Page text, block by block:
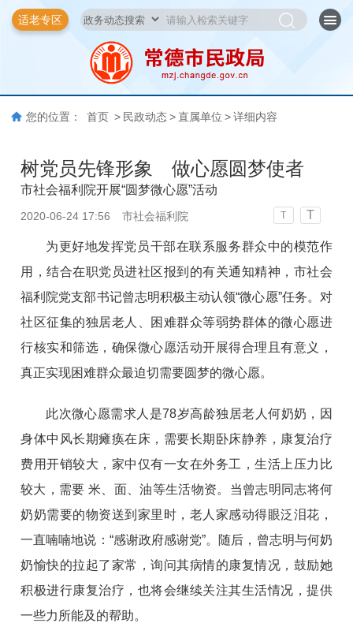
适老专区
您的位置： 首页 > 民政动态 > 直属单位 > 详细内容
树党员先锋形象 做心愿圆梦使者
市社会福利院开展“圆梦微心愿”活动
2020-06-24 17:56 市社会福利院 T T
为更好地发挥党员干部在联系服务群众中的模范作
用，结合在职党员进社区报到的有关通知精神，市社会
福利院党支部书记曾志明积极主动认领“微心愿”任务。对
社区征集的独居老人、困难群众等弱势群体的微心愿进
行核实和筛选，确保微心愿活动开展得合理且有意义，
真正实现困难群众最迫切需要圆梦的微心愿。
此次微心愿需求人是78岁高龄独居老人何奶奶，因
身体中风长期瘫痪在床，需要长期卧床静养，康复治疗
费用开销较大，家中仅有一女在外务工，生活上压力比
较大，需要 米、面、油等生活物资。当曾志明同志将何
奶奶需要的物资送到家里时，老人家感动得眼泛泪花，
一直喃喃地说：“感谢政府感谢党”。随后，曾志明与何奶
奶愉快的拉起了家常，询问其病情的康复情况，鼓励她
积极进行康复治疗，也将会继续关注其生活情况，提供
一些力所能及的帮助。